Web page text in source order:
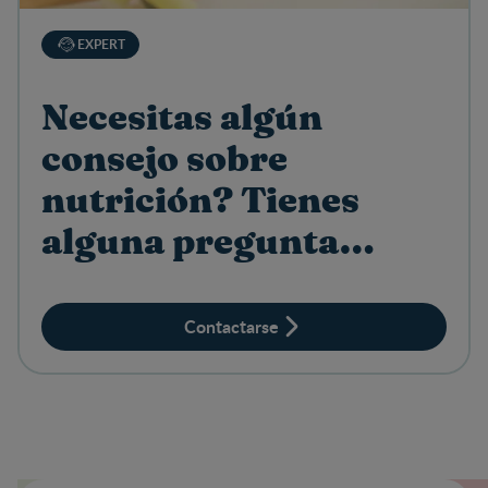
EXPERT
Necesitas algún
consejo sobre
nutrición? Tienes
alguna pregunta
Contactarse